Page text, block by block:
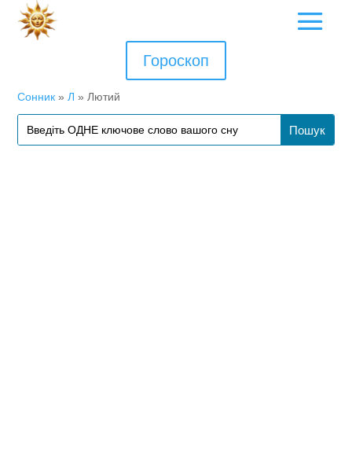
Гороскоп
Сонник » Л » Лютий